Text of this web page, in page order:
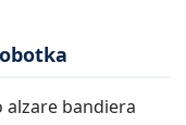
bandiera